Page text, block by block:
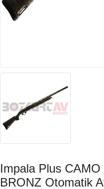
Impala Plus
BRONZ Otomatik